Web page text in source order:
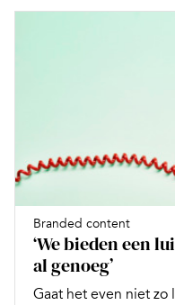
Branded content
‘We bieden een
al genoeg’
Gaat het even niet zo